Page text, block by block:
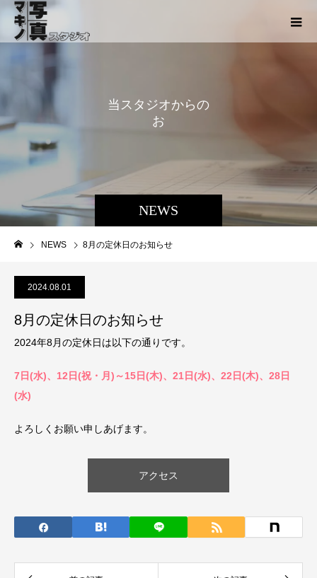
NEWS
当ス タ ジオからの
知ら
NEWS 8月の定休日のお知らせ
2024.08.01
8月の定休日のお知らせ
2024年8月の定休日は以下の通りです。
7日(水)、12日(祝・月)～15日(木)、21日(水)、22日(木)、28日
(水)
よろしくお願い申しあげます。
アクセス